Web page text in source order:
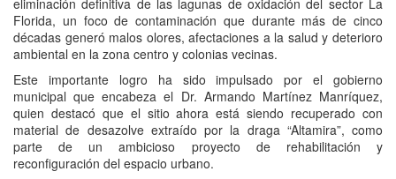
eliminación definitiva de las lagunas de oxidación del sector La
Florida, un foco de contaminación que durante más de cinco
décadas generó malos olores, afectaciones a la salud y deterioro
ambiental en la zona centro y colonias vecinas.
Este importante logro ha sido impulsado por el gobierno
municipal que encabeza el Dr. Armando Martínez Manríquez,
quien destacó que el sitio ahora está siendo recuperado con
material de desazolve extraído por la draga “Altamira”, como
parte de un ambicioso proyecto de rehabilitación y
reconfiguración del espacio urbano.